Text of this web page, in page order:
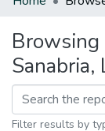
Sanabria,
Filter results by